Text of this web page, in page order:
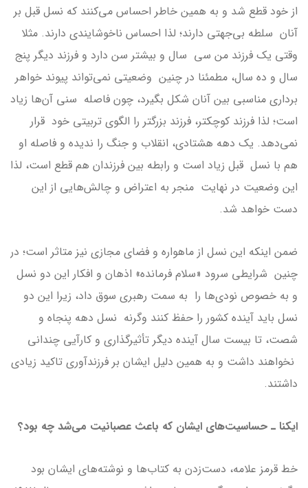
از خود قطع شد و به همین خاطر احساس می‌کنند که نسل قبل بر
آنان سلطه بی‌جهتی دارند؛ لذا احساس ناخوشایندی دارند. مثلا
وقتی یک فرزند من سی سال و بیشتر سن دارد و فرزند دیگر پنج
سال و ده سال، مطمئنا در چنین وضعیتی نمی‌تواند پیوند خواهر
برداری مناسبی بین آنان شکل بگیرد، چون فاصله سنی آن‌ها زیاد
است؛ لذا فرزند کوچکتر، فرزند بزرگتر را الگوی تربیتی خود قرار
نمی‌دهد. یک دهه هشتادی،‌ انقلاب و جنگ را ندیده و فاصله او
هم با نسل قبل زیاد است و رابطه بین فرزندان هم قطع است، لذا
این وضعیت در نهایت منجر به اعتراض و چالش‌هایی از این
دست خواهد شد.
ضمن اینکه این نسل از ماهواره و فضای مجازی نیز متاثر است؛ در
چنین شرایطی سرود «سلام فرمانده» اذهان و افکار این دو نسل
و به خصوص نودی‌ها را به سمت رهبری سوق داد، زیرا این دو
نسل باید آینده کشور را حفظ کنند وگرنه نسل دهه پنجاه و
شصت، تا بیست سال آینده دیگر تأثیرگذاری و کارآیی چندانی
نخواهند داشت و به همین دلیل ایشان بر فرزندآوری تاکید زیادی
داشتند.
ایکنا ـ حساسیت‌های ایشان که باعث عصبانیت می‌شد چه بود؟
خط قرمز علامه، دست‌زدن به کتاب‌ها و نوشته‌های ایشان بود